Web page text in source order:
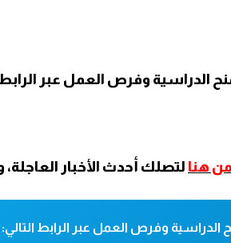
وفرص العمل عبر الرابط
من هنا لتصلك أحدث الأخبار
وفرص العمل عبر الرابط التالي: